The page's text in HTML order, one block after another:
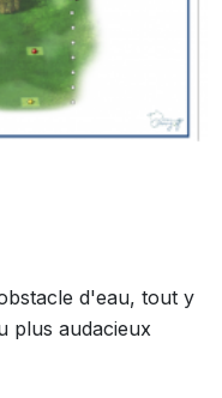
d'eau, tout y
plus audacieux